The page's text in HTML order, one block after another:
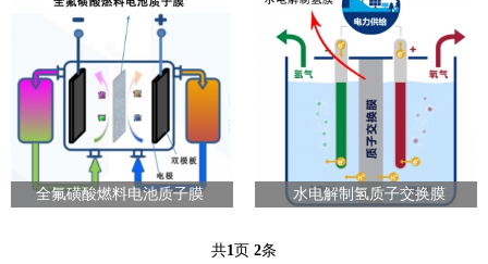
全氟磺酸燃料电池质子膜 水电解制氢质子交换膜
共1 页 2条